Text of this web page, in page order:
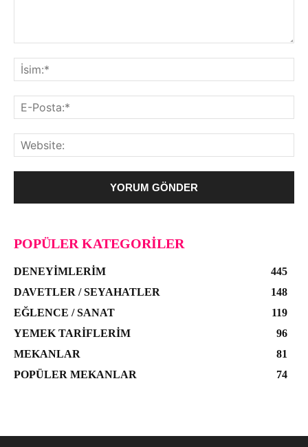
POPÜLER KATEGORILER
DENEYIMLERIM
445
DAVETLER / SEYAHATLER
148
EĞLENCE / SANAT
119
YEMEK TARIFLERIM
96
MEKANLAR
81
POPÜLER MEKANLAR
74